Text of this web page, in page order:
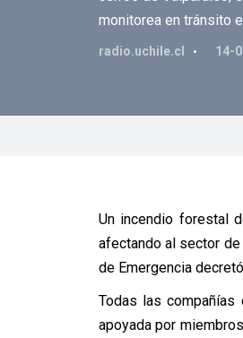
monitorea en tránsito
radio.uchile.cl 14-
Un incendio forestal
afectando al sector
de Emergencia
Todas las
apoyada por